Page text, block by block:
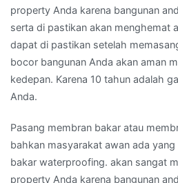
property Anda karena bangunan
serta di pastikan akan menghemat
dapat di pastikan setelah
bocor bangunan Anda akan aman
kedepan. Karena 10 tahun adalah
Anda.
Pasang membran bakar atau
bahkan masyarakat awan ada
bakar waterproofing. akan sangat
property Anda karena bangunan